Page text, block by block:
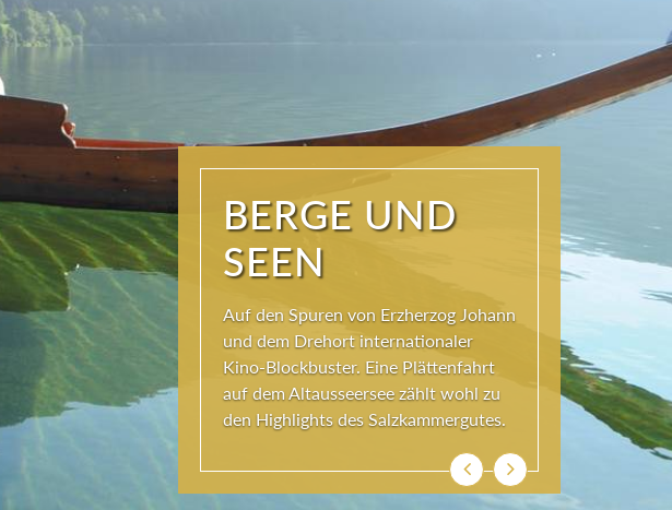
NATUR PUR
Ausseerland neue Kraft und viel
Inspiration. Das Wirkungsvermögen
kommt aus der Natur und ihren
ewigen Gestalten – den Bergen und
Seen.
ZurückWeiter